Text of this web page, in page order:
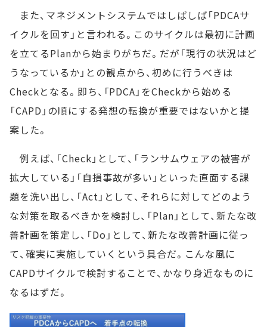
また、マネジメントシステムではしばしば「PDCAサ
イクルを回す」と言われる。このサイクルは最初に計画
を立てるPlanから始まりがちだ。だが「現行の状況はど
うなっているか」との観点から、初めに行うべきは
Checkとなる。即ち、「PDCA」をCheckから始める
「CAPD」の順にする発想の転換が重要ではないかと提
案した。
例えば、「Check」として、「ランサムウェアの被害が
拡大している」「自損事故が多い」といった直面する課
題を洗い出し、「Act」として、それらに対してどのよう
な対策を取るべきかを検討し、「Plan」として、新たな改
善計画を策定し、「Do」として、新たな改善計画に従っ
て、確実に実施していくという具合だ。こんな風に
CAPDサイクルで検討することで、かなり身近なものに
なるはずだ。